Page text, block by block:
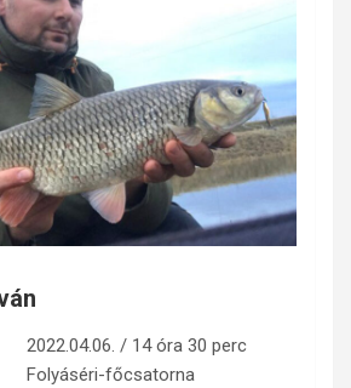
2022.04.06. / 14 óra 30 perc
Folyáséri-főcsatorna